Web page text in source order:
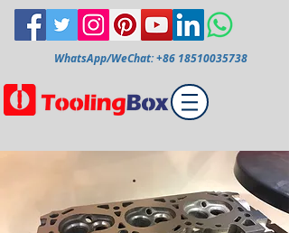
WhatsApp/WeChat:+86 18510035738